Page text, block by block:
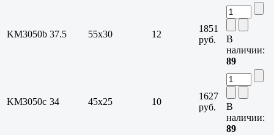
KM3050b 37.5 55х30 12
1851
руб.
В
наличии:
89
KM3050c 34 45х25 10
1627
руб.
В
наличии:
89